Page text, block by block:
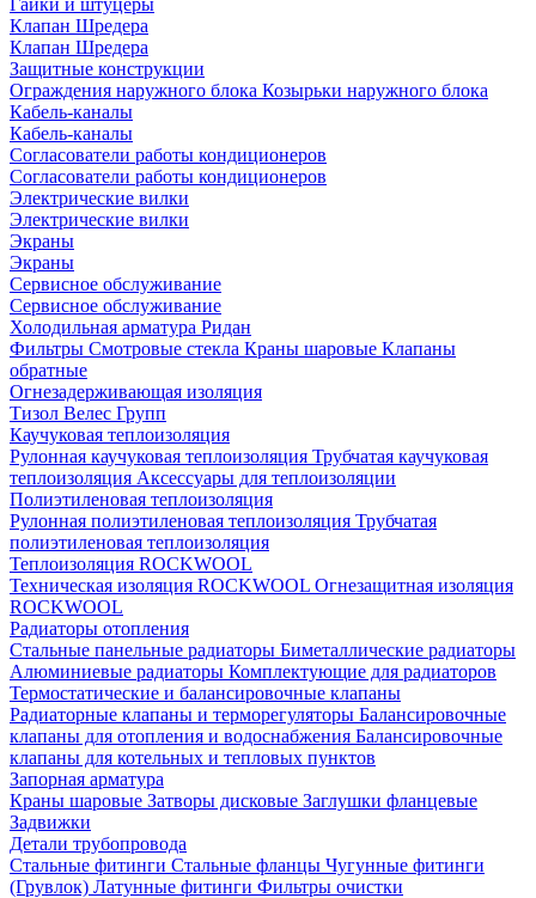
Гайки и штуцеры
Клапан Шредера
Клапан Шредера
Защитные конструкции
Ограждения наружного блока Козырьки наружного блока
Кабель-каналы
Кабель-каналы
Согласователи работы кондиционеров
Согласователи работы кондиционеров
Электрические вилки
Электрические вилки
Экраны
Экраны
Сервисное обслуживание
Сервисное обслуживание
Холодильная арматура Ридан
Фильтры Смотровые стекла Краны шаровые Клапаны
обратные
Огнезадерживающая изоляция
Тизол Велес Групп
Каучуковая теплоизоляция
Рулонная каучуковая теплоизоляция Трубчатая каучуковая
теплоизоляция Аксессуары для теплоизоляции
Полиэтиленовая теплоизоляция
Рулонная полиэтиленовая теплоизоляция Трубчатая
полиэтиленовая теплоизоляция
Теплоизоляция ROCKWOOL
Техническая изоляция ROCKWOOL Огнезащитная изоляция
ROCKWOOL
Радиаторы отопления
Стальные панельные радиаторы Биметаллические радиаторы
Алюминиевые радиаторы Комплектующие для радиаторов
Термостатические и балансировочные клапаны
Радиаторные клапаны и терморегуляторы Балансировочные
клапаны для отопления и водоснабжения Балансировочные
клапаны для котельных и тепловых пунктов
Запорная арматура
Краны шаровые Затворы дисковые Заглушки фланцевые
Задвижки
Детали трубопровода
Стальные фитинги Стальные фланцы Чугунные фитинги
(Грувлок) Латунные фитинги Фильтры очистки